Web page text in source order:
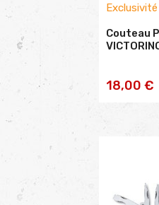
Couteau
18,00 €